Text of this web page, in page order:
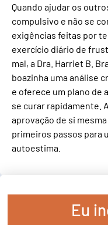
Quando ajudar os
compulsivo e não se
exigências feitas por
exercício diário de
mal, a Dra. Harriet B.
boazinha uma análise
e oferece um plano de
se curar rapidamente.
aprovação de si
primeiros passos para
autoestima.
Eu